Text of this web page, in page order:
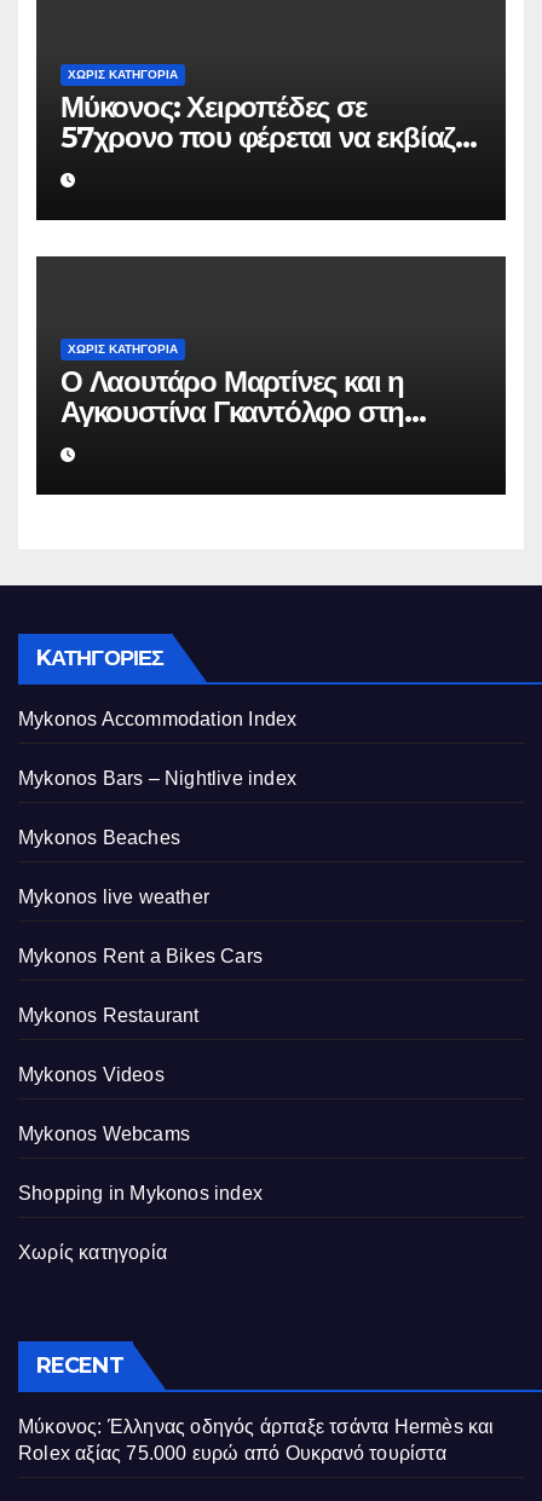
ΧΩΡΊΣ ΚΑΤΗΓΟΡΊΑ
Μύκονος: Χειροπέδες σε
57χρονο που φέρεται να εκβίαζε
επιχείρηση για να «θάψει»
ψευδείς καταγγελίες – Η παγίδα
που του έστησε η ΕΛ.ΑΣ.
ΧΩΡΊΣ ΚΑΤΗΓΟΡΊΑ
Ο Λαουτάρο Μαρτίνες και η
Αγκουστίνα Γκαντόλφο στη
Μύκονο: Πολυτελείς διακοπές και
αποκλειστικός γάμος στο νησί
των ανέμων
KΑΤΗΓΟΡΊΕΣ
Mykonos Accommodation Index
Mykonos Bars – Nightlive index
Mykonos Beaches
Mykonos live weather
Mykonos Rent a Bikes Cars
Mykonos Restaurant
Mykonos Videos
Mykonos Webcams
Shopping in Mykonos index
Χωρίς κατηγορία
RECENT
Μύκονος: Έλληνας οδηγός άρπαξε τσάντα Hermès και
Rolex αξίας 75.000 ευρώ από Ουκρανό τουρίστα